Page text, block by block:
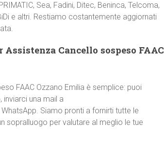
Sea, Fadini, Ditec, Beninca, Telcoma,
e altri. Restiamo costantemente aggiornati
Cancello sospeso FAAC
FAAC Ozzano Emilia è semplice: puoi
inviarci una mail a
Siamo pronti a fornirti tutte le
sopralluogo per valutare al meglio le tue